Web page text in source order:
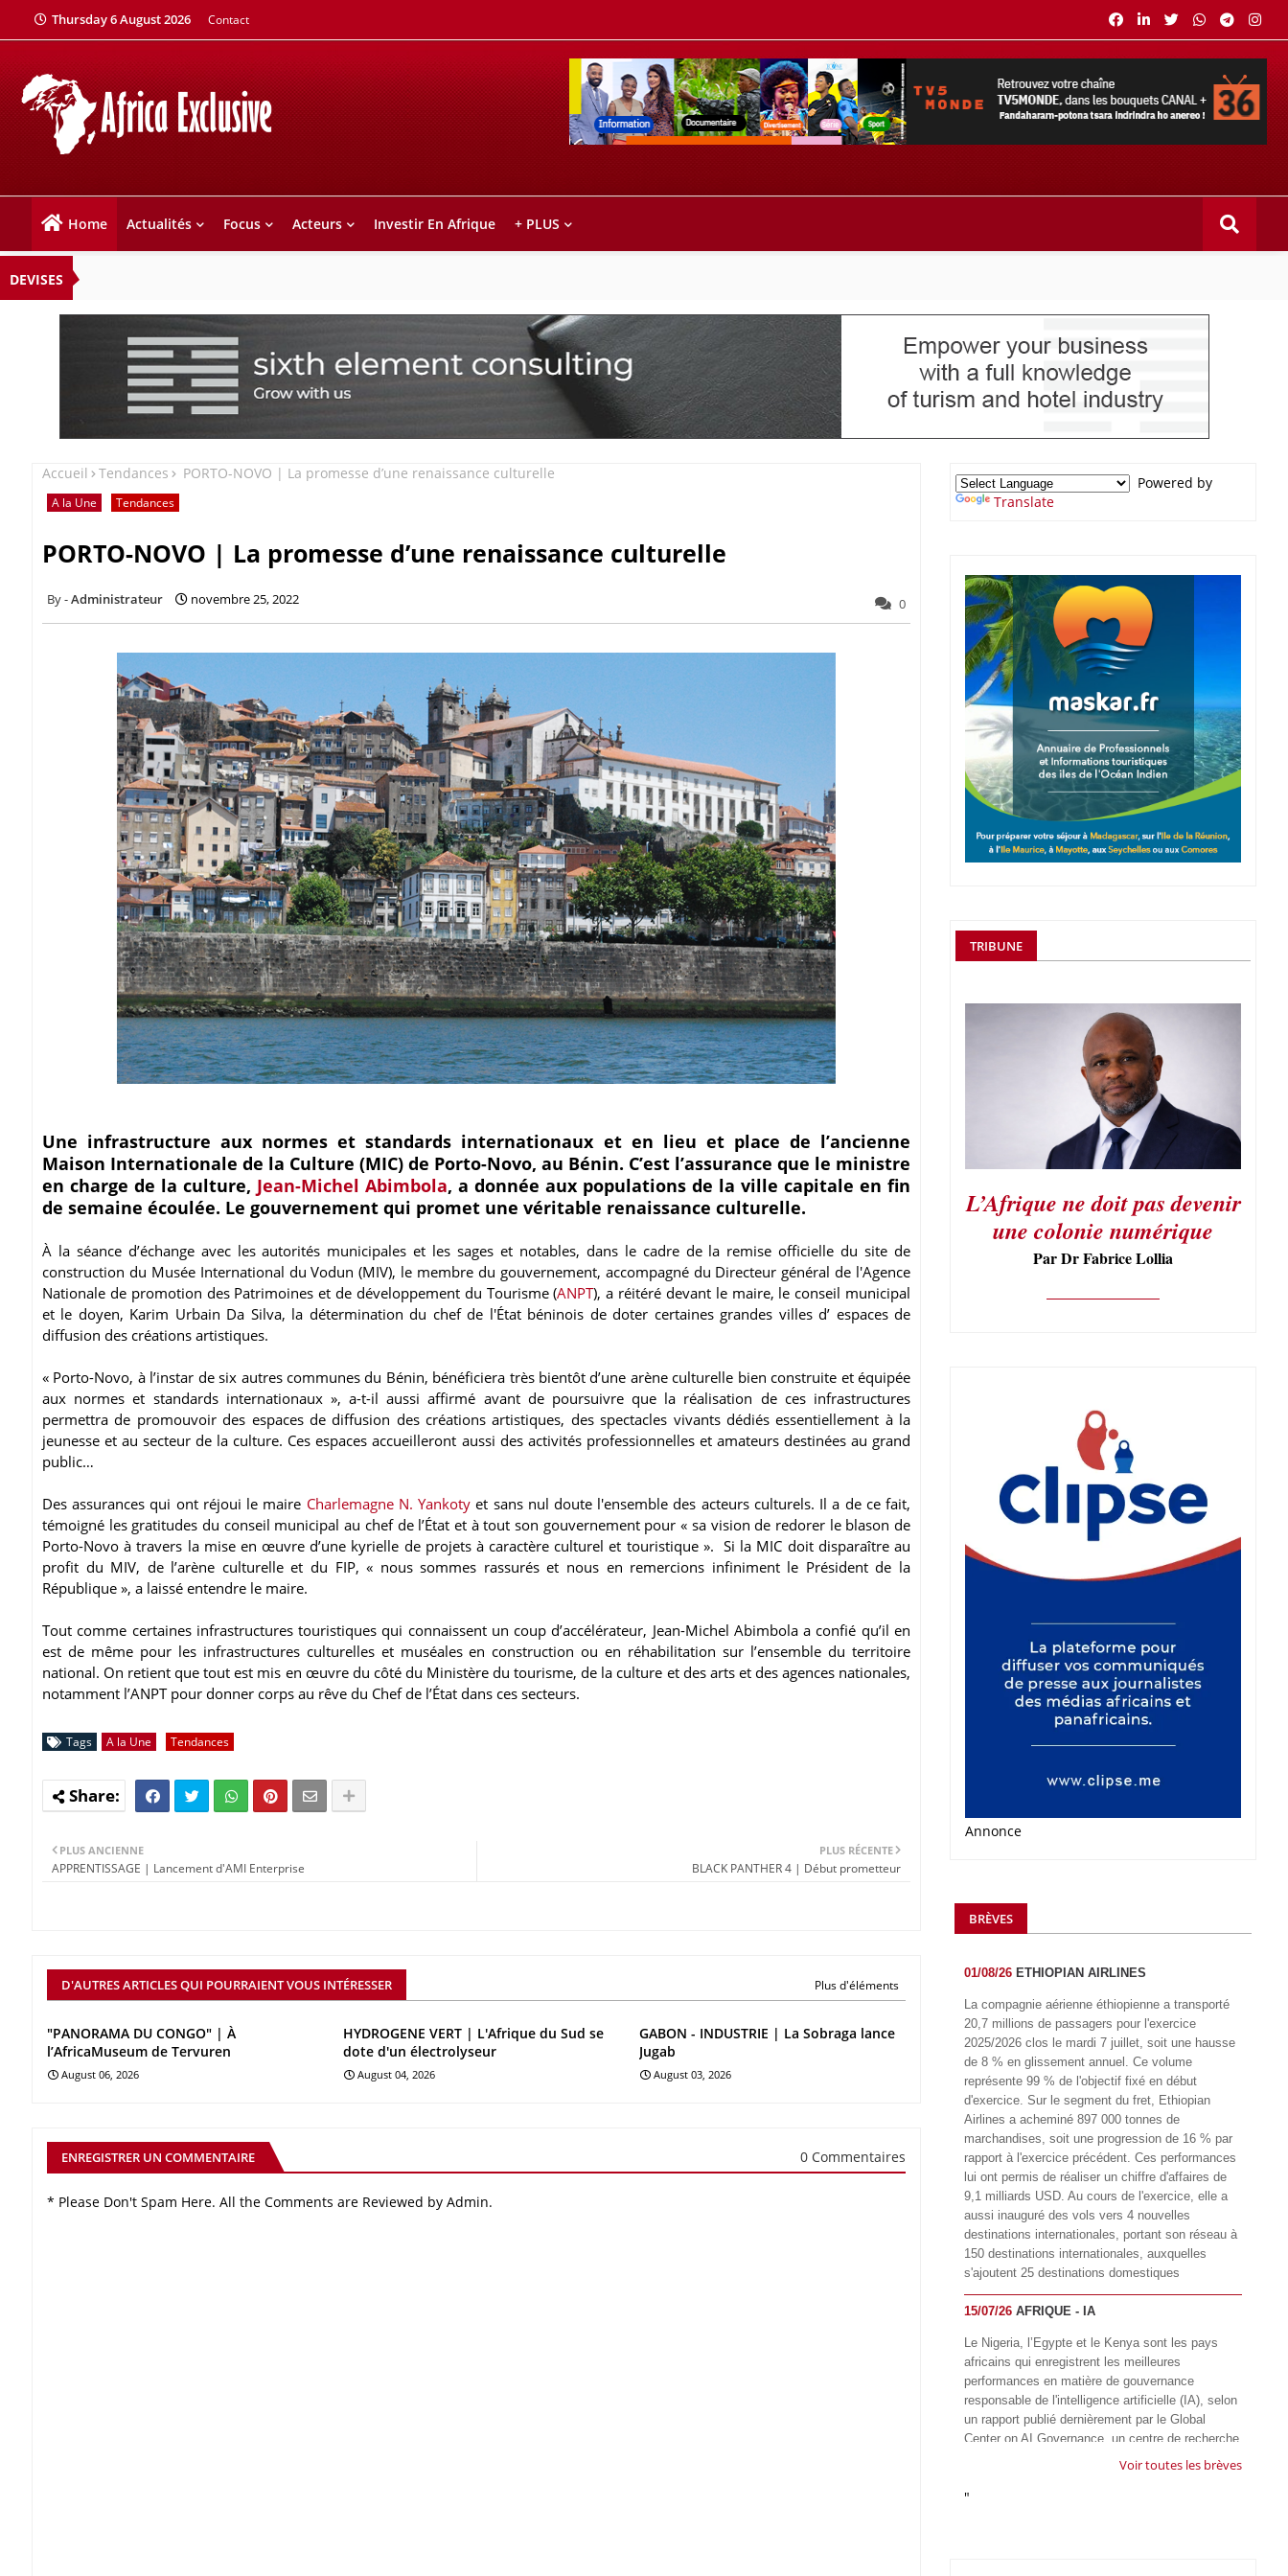
Thursday 6 August 2026 Contact
Home Actualités Focus Acteurs Investir En Afrique + PLUS
DEVISES
Accueil Tendances PORTO-NOVO | La promesse d’une renaissance culturelle
A la Une Tendances
PORTO-NOVO | La promesse d’une renaissance culturelle
Administrateur novembre 25, 2022 0
Une infrastructure aux normes et standards internationaux et en lieu et place de l’ancienne
Maison Internationale de la Culture (MIC) de Porto-Novo, au Bénin. C’est l’assurance que le ministre
en charge de la culture, Jean-Michel Abimbola, a donnée aux populations de la ville capitale en fin
de semaine écoulée. Le gouvernement qui promet une véritable renaissance culturelle.
À la séance d’échange avec les autorités municipales et les sages et notables, dans le cadre de la remise officielle du site de
construction du Musée International du Vodun (MIV), le membre du gouvernement, accompagné du Directeur général de l'Agence
Nationale de promotion des Patrimoines et de développement du Tourisme (ANPT), a réitéré devant le maire, le conseil municipal
et le doyen, Karim Urbain Da Silva, la détermination du chef de l'État béninois de doter certaines grandes villes d’ espaces de
diffusion des créations artistiques.
« Porto-Novo, à l’instar de six autres communes du Bénin, bénéficiera très bientôt d’une arène culturelle bien construite et équipée
aux normes et standards internationaux », a-t-il aussi affirmé avant de poursuivre que la réalisation de ces infrastructures
permettra de promouvoir des espaces de diffusion des créations artistiques, des spectacles vivants dédiés essentiellement à la
jeunesse et au secteur de la culture. Ces espaces accueilleront aussi des activités professionnelles et amateurs destinées au grand
public…
Des assurances qui ont réjoui le maire Charlemagne N. Yankoty et sans nul doute l'ensemble des acteurs culturels. Il a de ce fait,
témoigné les gratitudes du conseil municipal au chef de l’État et à tout son gouvernement pour « sa vision de redorer le blason de
Porto-Novo à travers la mise en œuvre d’une kyrielle de projets à caractère culturel et touristique ». Si la MIC doit disparaître au
profit du MIV, de l’arène culturelle et du FIP, « nous sommes rassurés et nous en remercions infiniment le Président de la
République », a laissé entendre le maire.
Tout comme certaines infrastructures touristiques qui connaissent un coup d’accélérateur, Jean-Michel Abimbola a confié qu’il en
est de même pour les infrastructures culturelles et muséales en construction ou en réhabilitation sur l’ensemble du territoire
national. On retient que tout est mis en œuvre du côté du Ministère du tourisme, de la culture et des arts et des agences nationales,
notamment l’ANPT pour donner corps au rêve du Chef de l’État dans ces secteurs.
Tags A la Une Tendances
PLUS RÉCENTE
BLACK PANTHER 4 | Début prometteur
PLUS ANCIENNE
APPRENTISSAGE | Lancement d'AMI Enterprise
D'AUTRES ARTICLES QUI POURRAIENT VOUS INTÉRESSER Plus d'éléments
"PANORAMA DU CONGO" | À
l’AfricaMuseum de Tervuren
August 06, 2026
HYDROGENE VERT | L'Afrique du Sud se
dote d'un électrolyseur
August 04, 2026
GABON - INDUSTRIE | La Sobraga lance
Jugab
August 03, 2026
ENREGISTRER UN COMMENTAIRE 0 Commentaires
* Please Don't Spam Here. All the Comments are Reviewed by Admin.
Powered by
Translate
TRIBUNE
L’Afrique ne doit pas devenir
une colonie numérique
Par Dr Fabrice Lollia
Annonce
BRÈVES
01/08/26 ETHIOPIAN AIRLINES
La compagnie aérienne éthiopienne a transporté
20,7 millions de passagers pour l'exercice
2025/2026 clos le mardi 7 juillet, soit une hausse
de 8 % en glissement annuel. Ce volume
représente 99 % de l'objectif fixé en début
d'exercice. Sur le segment du fret, Ethiopian
Airlines a acheminé 897 000 tonnes de
marchandises, soit une progression de 16 % par
rapport à l'exercice précédent. Ces performances
lui ont permis de réaliser un chiffre d'affaires de
9,1 milliards USD. Au cours de l'exercice, elle a
aussi inauguré des vols vers 4 nouvelles
destinations internationales, portant son réseau à
150 destinations internationales, auxquelles
s'ajoutent 25 destinations domestiques
15/07/26 AFRIQUE - IA
Le Nigeria, l’Egypte et le Kenya sont les pays
africains qui enregistrent les meilleures
performances en matière de gouvernance
responsable de l'intelligence artificielle (IA), selon
un rapport publié dernièrement par le Global
Center on AI Governance, un centre de recherche
basé en Afrique du Sud, qui œuvre à promouvoir
à l'échelle mondiale. Alors que l’IA transforme
Voir toutes les brèves
"